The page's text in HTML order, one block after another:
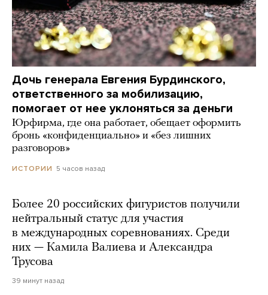
Дочь генерала Евгения Бурдинского,
ответственного за мобилизацию,
помогает от нее уклоняться за деньги
Юрфирма, где она работает, обещает оформить
бронь «конфиденциально» и «без лишних
разговоров»
ИСТОРИИ 5 часов назад
Более 20 российских фигуристов получили
нейтральный статус для участия
в международных соревнованиях. Среди
них — Камила Валиева и Александра
Трусова
39 минут назад